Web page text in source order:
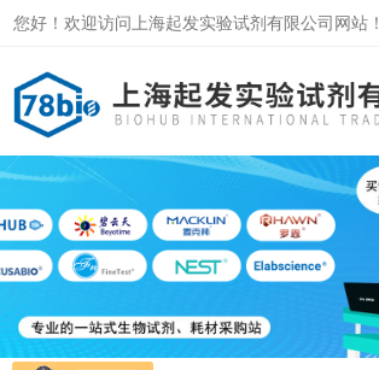
您好！欢迎访问上海起发实验试剂有限公司网站！